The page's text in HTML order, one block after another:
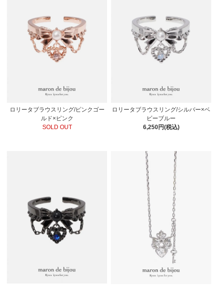
ロリータブラウスリング/ピンクゴー
ルド×ピンク
SOLD OUT
ロリータブラウスリング/シルバー×ベ
ビーブルー
6,250円(税込)